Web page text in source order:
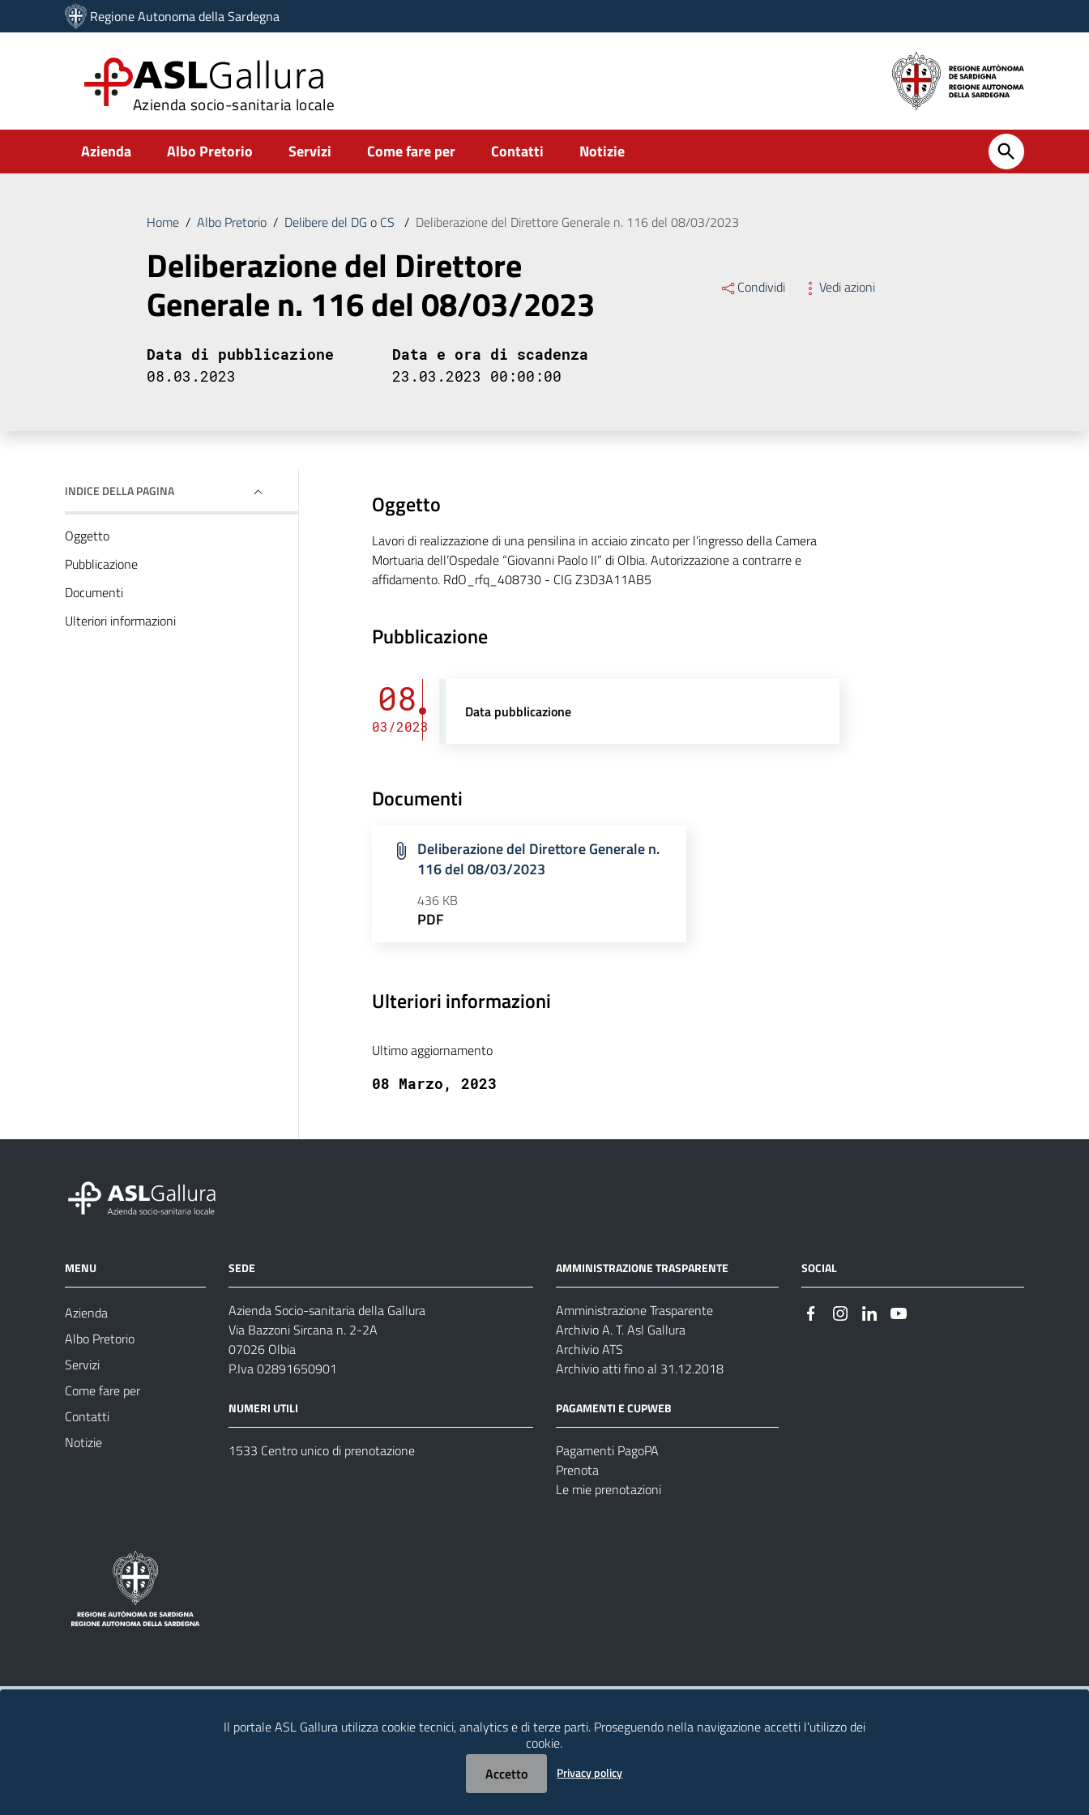
Vai ai contenuti
Vai al menu di navigazione
Regione Autonoma della Sardegna
ASLGallura
Azienda socio-sanitaria locale
Submenu
Azienda Albo Pretorio Servizi Come fare per Contatti Notizie
Home / Albo Pretorio / Delibere del DG o CS / Deliberazione del Direttore Generale n. 116 del 08/03/2023
Deliberazione del Direttore
Generale n. 116 del 08/03/2023 Condividi Vedi azioni
Data di pubblicazione
08.03.2023
Data e ora di scadenza
23.03.2023 00:00:00
INDICE DELLA PAGINA
Oggetto
Pubblicazione
Documenti
Ulteriori informazioni
Oggetto
Lavori di realizzazione di una pensilina in acciaio zincato per l’ingresso della Camera
Mortuaria dell’Ospedale “Giovanni Paolo II” di Olbia. Autorizzazione a contrarre e
affidamento. RdO_rfq_408730 - CIG Z3D3A11AB5
Pubblicazione
08
03/2023
Data pubblicazione
Documenti
Deliberazione del Direttore Generale n.
116 del 08/03/2023
436 KB
PDF
Ulteriori informazioni
Ultimo aggiornamento
08 Marzo, 2023
MENU
Azienda
Albo Pretorio
Servizi
Come fare per
Contatti
Notizie
SEDE
Azienda Socio-sanitaria della Gallura
Via Bazzoni Sircana n. 2-2A
07026 Olbia
P.Iva 02891650901
NUMERI UTILI
1533 Centro unico di prenotazione
AMMINISTRAZIONE TRASPARENTE
Amministrazione Trasparente
Archivio A. T. Asl Gallura
Archivio ATS
Archivio atti fino al 31.12.2018
PAGAMENTI E CUPWEB
Pagamenti PagoPA
Prenota
Le mie prenotazioni
SOCIAL
Il portale ASL Gallura utilizza cookie tecnici, analytics e di terze parti. Proseguendo nella navigazione accetti l’utilizzo dei
cookie.
Accetto
Privacy policy